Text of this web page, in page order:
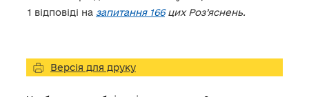
1 відповіді на запитання 166 цих Роз’яснень.
Версія для друку